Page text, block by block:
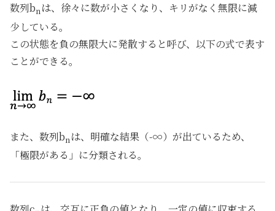
数列bnは、徐々に数が小さくなり、キリがなく無限に減
少している。
この状態を負の無限大に発散すると呼び、以下の式で表す
ことができる。
また、数列bnは、明確な結果（-∞）が出ているため、
「極限がある」に分類される。